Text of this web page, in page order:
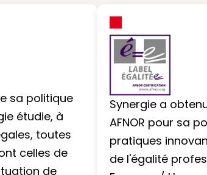
sa politique
étudie, à
toutes
celles de
de
Synergie a
AFNOR pour sa
pratiques
de l'égalité